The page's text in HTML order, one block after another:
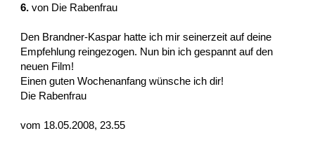
6. von Die Rabenfrau
Den Brandner-Kaspar hatte ich mir seinerzeit auf deine
Empfehlung reingezogen. Nun bin ich gespannt auf den
neuen Film!
Einen guten Wochenanfang wünsche ich dir!
Die Rabenfrau
vom 18.05.2008, 23.55